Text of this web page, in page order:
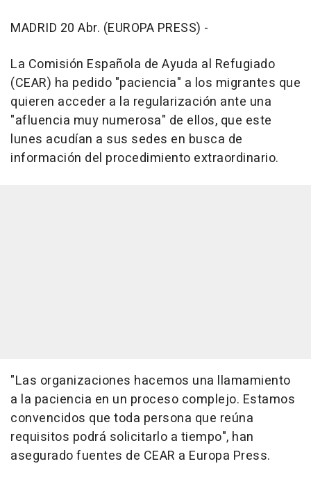
MADRID 20 Abr. (EUROPA PRESS) -
La Comisión Española de Ayuda al Refugiado
(CEAR) ha pedido "paciencia" a los migrantes que
quieren acceder a la regularización ante una
"afluencia muy numerosa" de ellos, que este
lunes acudían a sus sedes en busca de
información del procedimiento extraordinario.
"Las organizaciones hacemos una llamamiento
a la paciencia en un proceso complejo. Estamos
convencidos que toda persona que reúna
requisitos podrá solicitarlo a tiempo", han
asegurado fuentes de CEAR a Europa Press.